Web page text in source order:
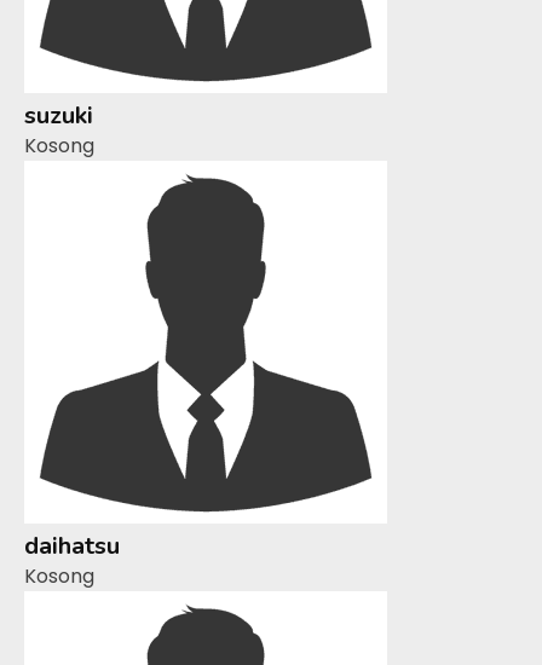
suzuki
Kosong
daihatsu
Kosong